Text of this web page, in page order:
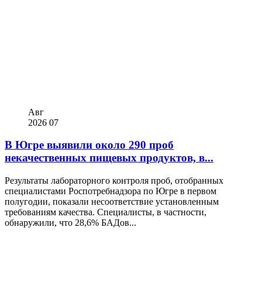
Авг
2026 07
В Югре выявили около 290 проб
некачественных пищевых продуктов, в...
Результаты лабораторного контроля проб, отобранных
специалистами Роспотребнадзора по Югре в первом
полугодии, показали несоответствие установленным
требованиям качества. Специалисты, в частности,
обнаружили, что 28,6% БАДов...